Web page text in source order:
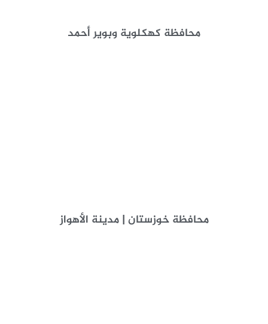
محافظة كهكلوية وبوير أحمد
محافظة خوزستان | مدينة الأهواز